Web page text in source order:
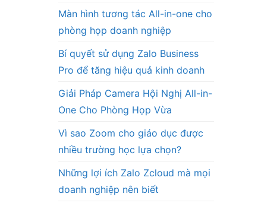
Màn hình tương tác All-in-one cho
phòng họp doanh nghiệp
Bí quyết sử dụng Zalo Business
Pro để tăng hiệu quả kinh doanh
Giải Pháp Camera Hội Nghị All-in-
One Cho Phòng Họp Vừa
Vì sao Zoom cho giáo dục được
nhiều trường học lựa chọn?
Những lợi ích Zalo Zcloud mà mọi
doanh nghiệp nên biết